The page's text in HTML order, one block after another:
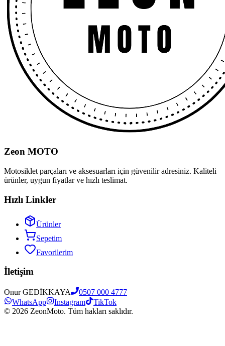
Zeon MOTO
Motosiklet parçaları ve aksesuarları için güvenilir adresiniz. Kaliteli
ürünler, uygun fiyatlar ve hızlı teslimat.
Hızlı Linkler
Ürünler
Sepetim
Favorilerim
İletişim
Onur GEDİKKAYA
0507 000 4777
WhatsApp
Instagram
TikTok
© 2026 ZeonMoto. Tüm hakları saklıdır.